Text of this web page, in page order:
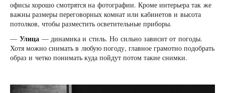
офисы хорошо смотрятся на фотографии. Кроме интерьера так же
важны размеры переговорных комнат или кабинетов и высота
потолков, чтобы разместить осветительные приборы.
— Улица — динамика и стиль. Но сильно зависит от погоды.
Хотя можно снимать в любую погоду, главное грамотно подобрать
образ и четко понимать куда пойдут потом такие снимки.